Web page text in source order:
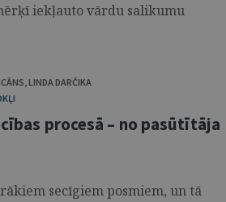
iekļauto vārdu salikumu
,LINDA DARČIKA
procesā – no pasūtītāja
secīgiem posmiem, un tā